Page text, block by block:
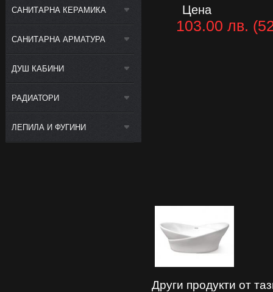
САНИТАРНА КЕРАМИКА
САНИТАРНА АРМАТУРА
ДУШ КАБИНИ
РАДИАТОРИ
ЛЕПИЛА И ФУГИНИ
Цена
103.00 лв.
Други продукти от